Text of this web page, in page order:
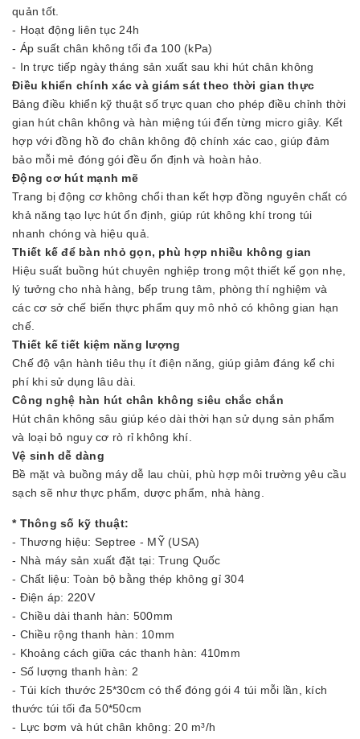
quản tốt.
- Hoạt động liên tục 24h
- Áp suất chân không tối đa 100 (kPa)
- In trực tiếp ngày tháng sản xuất sau khi hút chân không
Điều khiển chính xác và giám sát theo thời gian thực
Bảng điều khiển kỹ thuật số trực quan cho phép điều chỉnh thời
gian hút chân không và hàn miệng túi đến từng micro giây. Kết
hợp với đồng hồ đo chân không độ chính xác cao, giúp đảm
bảo mỗi mẻ đóng gói đều ổn định và hoàn hảo.
Động cơ hút mạnh mẽ
Trang bị động cơ không chổi than kết hợp đồng nguyên chất có
khả năng tạo lực hút ổn định, giúp rút không khí trong túi
nhanh chóng và hiệu quả.
Thiết kế để bàn nhỏ gọn, phù hợp nhiều không gian
Hiệu suất buồng hút chuyên nghiệp trong một thiết kế gọn nhẹ,
lý tưởng cho nhà hàng, bếp trung tâm, phòng thí nghiệm và
các cơ sở chế biến thực phẩm quy mô nhỏ có không gian hạn
chế.
Thiết kế tiết kiệm năng lượng
Chế độ vận hành tiêu thụ ít điện năng, giúp giảm đáng kể chi
phí khi sử dụng lâu dài.
Công nghệ hàn hút chân không siêu chắc chắn
Hút chân không sâu giúp kéo dài thời hạn sử dụng sản phẩm
và loại bỏ nguy cơ rò rỉ không khí.
Vệ sinh dễ dàng
Bề mặt và buồng máy dễ lau chùi, phù hợp môi trường yêu cầu
sạch sẽ như thực phẩm, dược phẩm, nhà hàng.
* Thông số kỹ thuật:
- Thương hiệu: Septree - MỸ (USA)
- Nhà máy sản xuất đặt tại: Trung Quốc
- Chất liệu: Toàn bộ bằng thép không gỉ 304
- Điện áp: 220V
- Chiều dài thanh hàn: 500mm
- Chiều rộng thanh hàn: 10mm
- Khoảng cách giữa các thanh hàn: 410mm
- Số lượng thanh hàn: 2
- Túi kích thước 25*30cm có thể đóng gói 4 túi mỗi lần, kích
thước túi tối đa 50*50cm
- Lực bơm và hút chân không: 20 m³/h